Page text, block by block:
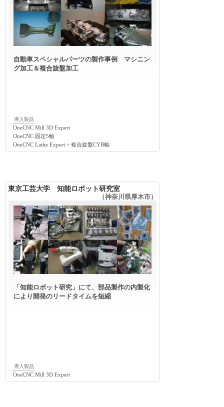
自動車スペシャルパーツの製作事例 マシニン
グ加工＆複合旋盤加工
導入製品
OneCNC Mill 3D Expert
OneCNC 固定5軸
OneCNC Lathe Expert + 複合旋盤CYB軸
東京工芸大学 知能ロボット研究室
（神奈川県厚木市）
「知能ロボット研究」にて、部品製作の内製化
により開発のリードタイムを短縮
導入製品
OneCNC Mill 3D Expert